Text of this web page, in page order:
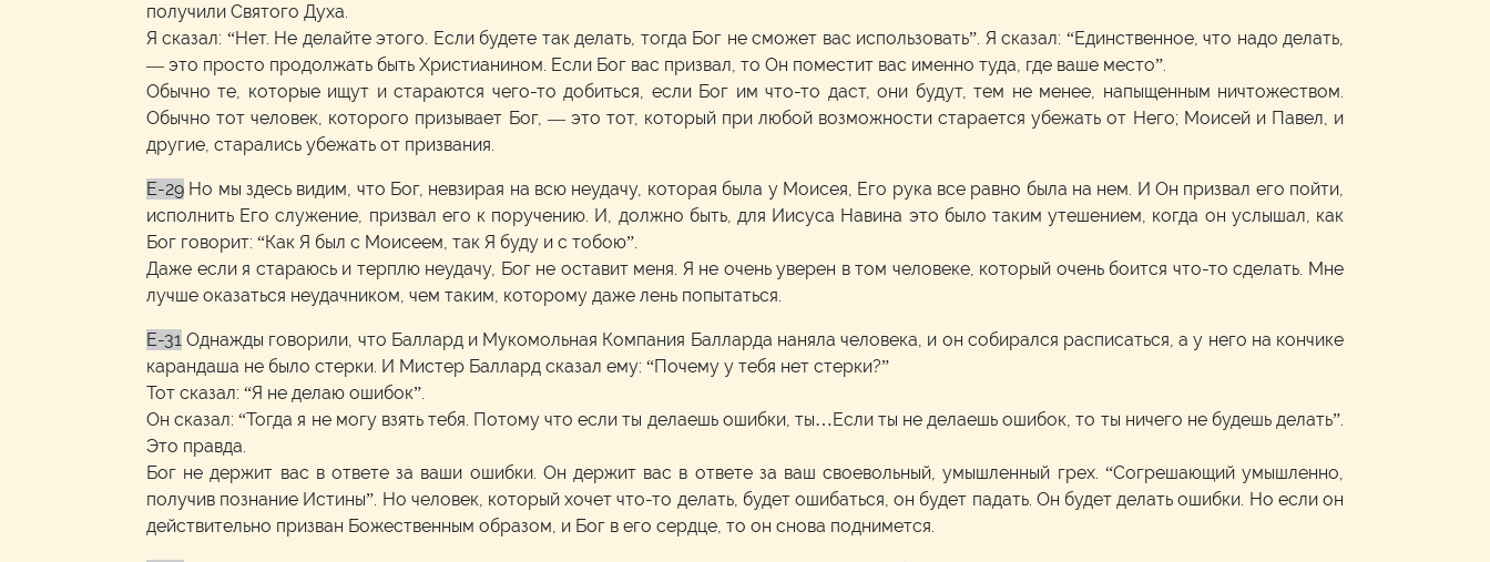
получили Святого Духа.
Я сказал: “Нет. Не делайте этого. Если будете так делать, тогда Бог не сможет вас использовать”. Я сказал: “Единственное, что надо делать,
— это просто продолжать быть Христианином. Если Бог вас призвал, то Он поместит вас именно туда, где ваше место”.
Обычно те, которые ищут и стараются чего-то добиться, если Бог им что-то даст, они будут, тем не менее, напыщенным ничтожеством.
Обычно тот человек, которого призывает Бог, — это тот, который при любой возможности старается убежать от Него; Моисей и Павел, и
другие, старались убежать от призвания.
E-29 Но мы здесь видим, что Бог, невзирая на всю неудачу, которая была у Моисея, Его рука все равно была на нем. И Он призвал его пойти,
исполнить Его служение, призвал его к поручению. И, должно быть, для Иисуса Навина это было таким утешением, когда он услышал, как
Бог говорит: “Как Я был с Моисеем, так Я буду и с тобою”.
Даже если я стараюсь и терплю неудачу, Бог не оставит меня. Я не очень уверен в том человеке, который очень боится что-то сделать. Мне
лучше оказаться неудачником, чем таким, которому даже лень попытаться.
E-31 Однажды говорили, что Баллард и Мукомольная Компания Балларда наняла человека, и он собирался расписаться, а у него на кончике
карандаша не было стерки. И Мистер Баллард сказал ему: “Почему у тебя нет стерки?”
Тот сказал: “Я не делаю ошибок”.
Он сказал: “Тогда я не могу взять тебя. Потому что если ты делаешь ошибки, ты…Если ты не делаешь ошибок, то ты ничего не будешь делать”.
Это правда.
Бог не держит вас в ответе за ваши ошибки. Он держит вас в ответе за ваш своевольный, умышленный грех. “Согрешающий умышленно,
получив познание Истины”. Но человек, который хочет что-то делать, будет ошибаться, он будет падать. Он будет делать ошибки. Но если он
действительно призван Божественным образом, и Бог в его сердце, то он снова поднимется.